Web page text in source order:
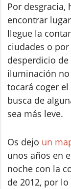
Por desgracia,
encontrar
llegue la
ciudades o
desperdicio
iluminación no
tocará coger
busca de
sea más leve.
Os dejo un
unos años en
noche con la
de 2012, por